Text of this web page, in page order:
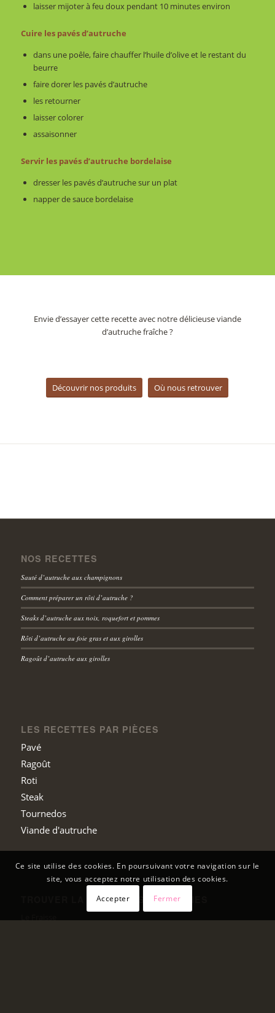
laisser mijoter à feu doux pendant 10 minutes environ
Cuire les pavés d’autruche
dans une poêle, faire chauffer l’huile d’olive et le restant du
beurre
faire dorer les pavés d’autruche
les retourner
laisser colorer
assaisonner
Servir les pavés d’autruche bordelaise
dresser les pavés d’autruche sur un plat
napper de sauce bordelaise
Envie d’essayer cette recette avec notre délicieuse viande
d’autruche fraîche ?
Découvrir nos produits Où nous retrouver
NOS RECETTES
Sauté d’autruche aux champignons
Comment préparer un rôti d’autruche ?
Steaks d’autruche aux noix, roquefort et pommes
Rôti d’autruche au foie gras et aux girolles
Ragoût d’autruche aux girolles
LES RECETTES PAR PIÈCES
Pavé
Ragoût
Roti
Steak
Tournedos
Viande d'autruche
TROUVER LA FERME DES AUTRUCHES
Ce site utilise des cookies. En poursuivant votre navigation sur le
site, vous acceptez notre utilisation des cookies.
Accepter
Fermer